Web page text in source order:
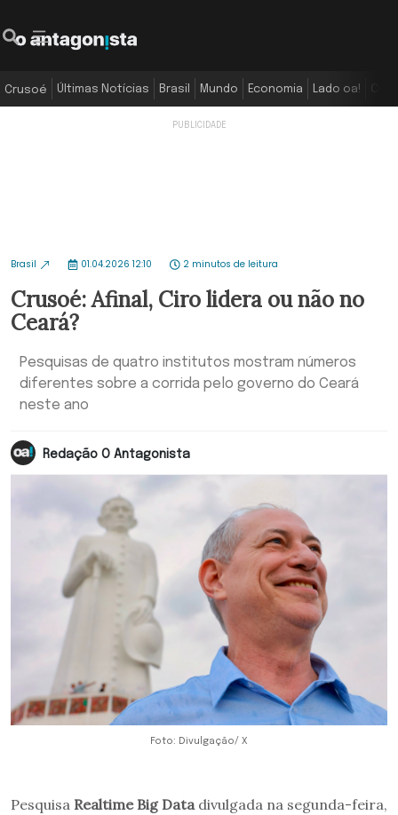
Crusoé Últimas Notícias Brasil Mundo Economia Lado oa!
Brasil 01.04.2026 12:10 2 minutos de leitura
Crusoé: Afinal, Ciro lidera ou não no
Ceará?
Pesquisas de quatro institutos mostram números
diferentes sobre a corrida pelo governo do Ceará
neste ano
Redação O Antagonista
Foto: Divulgação/ X
Pesquisa Realtime Big Datadivulgada na segunda-feira,